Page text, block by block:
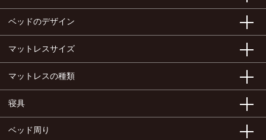
ベッドのデザイン
マットレスサイズ
マットレスの種類
寝具
ベッド周り